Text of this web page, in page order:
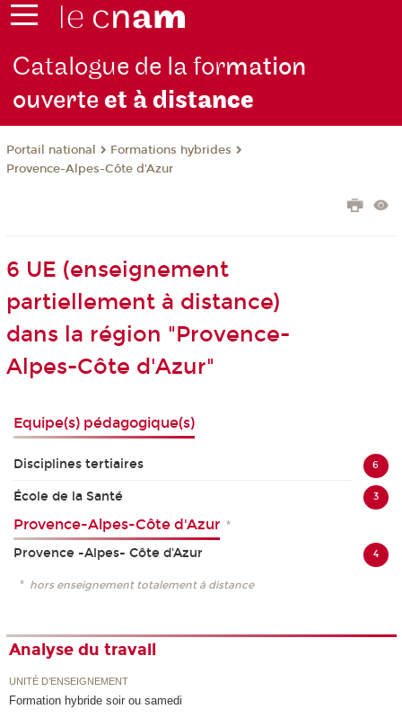
Catalogue de la formation
ouverteet à distance
Portail national
Formations hybrides
Provence-Alpes-Côte d'Azur
6 UE (enseignement
partiellement à distance)
dans la région "Provence-
Alpes-Côte d'Azur"
Equipe(s) pédagogique(s)
Disciplines tertiaires 6
École de la Santé 3
Provence-Alpes-Côte d'Azur *
Provence -Alpes- Côte d'Azur 4
* hors enseignement totalement à distance
Analyse du travail
UNITÉ D’ENSEIGNEMENT
Formation hybride soir ou samedi